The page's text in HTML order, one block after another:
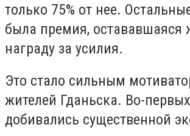
только 75% от нее.
была премия, остававшаяся
награду за усилия.
Это стало сильным
жителей Гданьска. Во-
добивались существенной